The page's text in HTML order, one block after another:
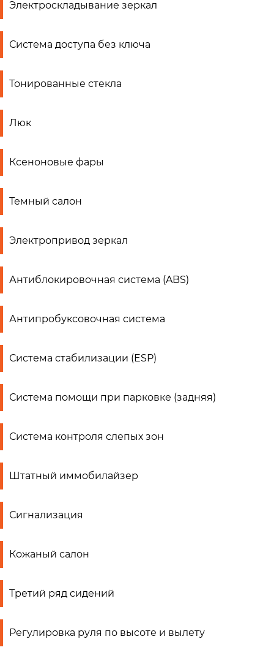
Электроскладывание зеркал
Система доступа без ключа
Тонированные стекла
Люк
Ксеноновые фары
Темный салон
Электропривод зеркал
Антиблокировочная система (ABS)
Антипробуксовочная система
Система стабилизации (ESP)
Система помощи при парковке (задняя)
Система контроля слепых зон
Штатный иммобилайзер
Сигнализация
Кожаный салон
Третий ряд сидений
Регулировка руля по высоте и вылету